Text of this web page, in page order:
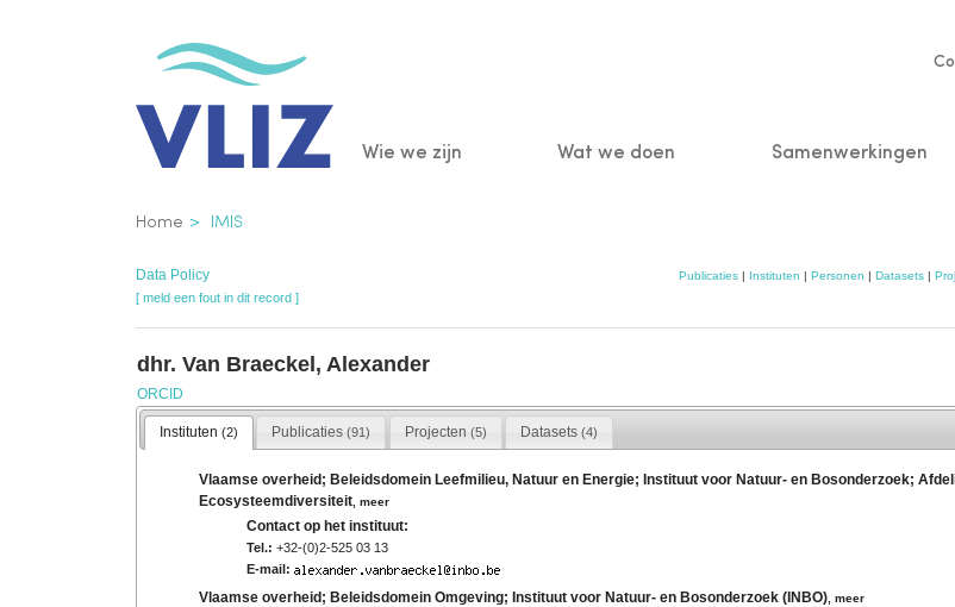
Main
Wie we zijn Wat we doen Samenwerkingen
Kruimelpad
Home IMIS
Data Policy Publicaties| Instituten | Personen | Datasets|
[ meld een fout in dit record ]
dhr. Van Braeckel, Alexander
ORCID
Instituten (2) Publicaties(91) Projecten (5) Datasets (4)
Vlaamse overheid; Beleidsdomein Leefmilieu, Natuur en Energie; Instituut voor Natuur- en Bosonderzoek;
Ecosysteemdiversiteit ,meer
Contact op het instituut:
Tel.: +32-(0)2-525 03 13
E-mail:
Vlaamse overheid; Beleidsdomein Omgeving; Instituut voor Natuur- en Bosonderzoek (INBO) ,meer